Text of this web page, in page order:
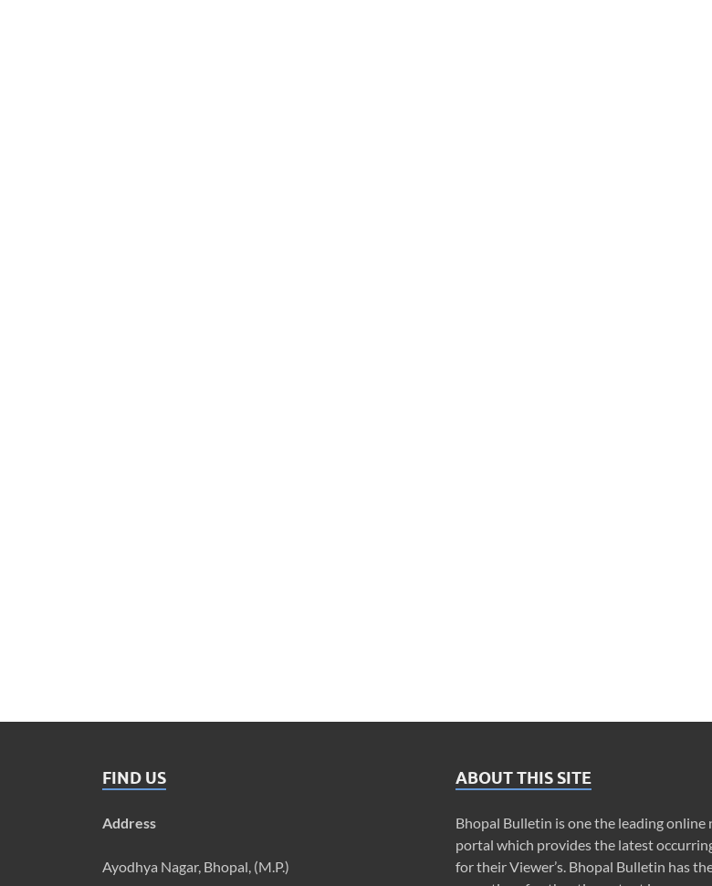
FIND US
Address
Ayodhya Nagar, Bhopal, (M.P.)
ABOUT THIS SITE
Bhopal Bulletin is one the leading online
portal which provides the latest
for their Viewer’s. Bhopal Bulletin has